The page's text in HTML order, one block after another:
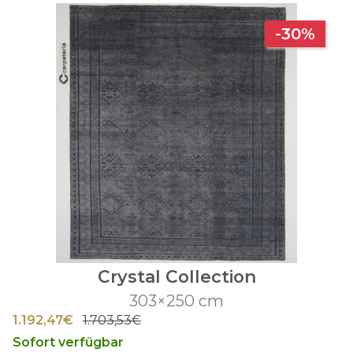
-30%
Crystal Collection
303×250 cm
1.192,47€
1.703,53€
Sofort verfügbar